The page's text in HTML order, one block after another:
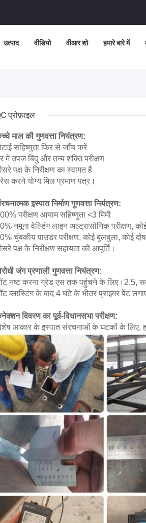
उत्पाद वीडियो वीआर शो हमारे बारे में
प्रोफ़ाइल
माल की गुणवत्ता नियंत्रण:
सहिष्णुता फिर से जाँच करें
में उपज बिंदु और तन्य शक्ति परीक्षण
पक्ष के निरीक्षण का स्वागत है
करने योग्य मिल प्रमाण पत्र।
इस्पात निर्माण गुणवत्ता नियंत्रण:
परीक्षण आयाम सहिष्णुता <3 मिमी
नमूना वेल्डिंग लाइन अल्ट्रासोनिक परीक्षण,
चुंबकीय पाउडर परीक्षण, कोई बुलबुला, कोई
पक्ष के निरीक्षण सहायता की आपूर्ति।
जंग प्रणाली गुणवत्ता नियंत्रण:
नष्ट करना ग्रेड एस तक पहुंचने के लिए।2.5,
ब्लास्टिंग के बाद 4 घंटे के भीतर प्राइमर पेंट
विवरण का पूर्व-विधानसभा परीक्षण:
आकार के इस्पात संरचनाओं के घटकों के लिए,